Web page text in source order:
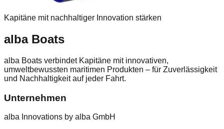
Kapitäne mit nachhaltiger Innovation stärken
alba Boats
alba Boats verbindet Kapitäne mit innovativen,
umweltbewussten maritimen Produkten – für Zuverlässigkeit
und Nachhaltigkeit auf jeder Fahrt.
Unternehmen
alba Innovations by alba GmbH